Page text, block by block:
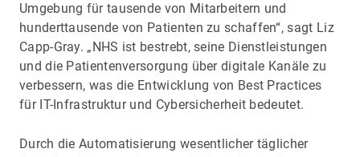
Umgebung für tausende von Mitarbeitern und
hunderttausende von Patienten zu schaffen“, sagt Liz
Capp-Gray. „NHS ist bestrebt, seine Dienstleistungen
und die Patientenversorgung über digitale Kanäle zu
verbessern, was die Entwicklung von Best Practices
für IT-Infrastruktur und Cybersicherheit bedeutet.
Durch die Automatisierung wesentlicher täglicher